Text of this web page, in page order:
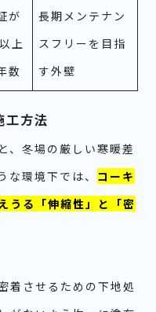
が
上
数
長期メンテナン
スフリーを目指
す外壁
工方法
、冬場の厳しい寒暖差
な環境下では、 コーキ
うる「伸縮性」と「密
着させるための下地処